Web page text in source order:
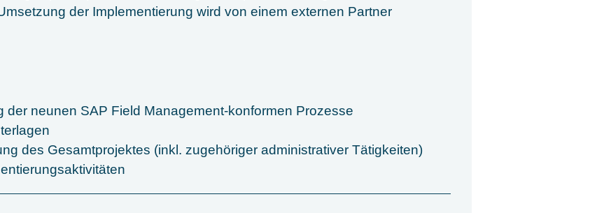
der Implementierung wird von einem externen Partner
der neunen SAP Field Management-konformen Prozesse
des Gesamtprojektes (inkl. zugehöriger administrativer Tätigkeiten)